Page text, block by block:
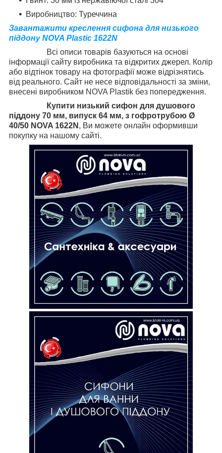
Виробництво: Туреччина
Завантажити креслення сифона для низького
піддону NOVA Plastic 1622N
Всі описи товарів базуються на основі
інформації сайту виробника та відкритих джерел. Колір
або відтінок товару на фотографії може відрізнятись
від реального. Сайт не несе відповідальності за зміни,
внесені виробником NOVA Plastik без попередження.
Купити низький сифон для душового
піддону 70 мм, випуск 64 мм, з гофротрубою Ø
40/50 NOVA 1622N , Ви можете онлайн оформивши
покупку на нашому сайті.